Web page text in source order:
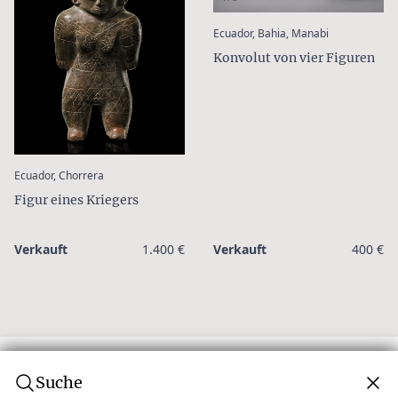
Ecuador, Chorrera
Figur eines Kriegers
Verkauft 1.400 €
Ecuador, Bahia, Manabi
Konvolut von vier Figuren
Verkauft 400 €
Suche